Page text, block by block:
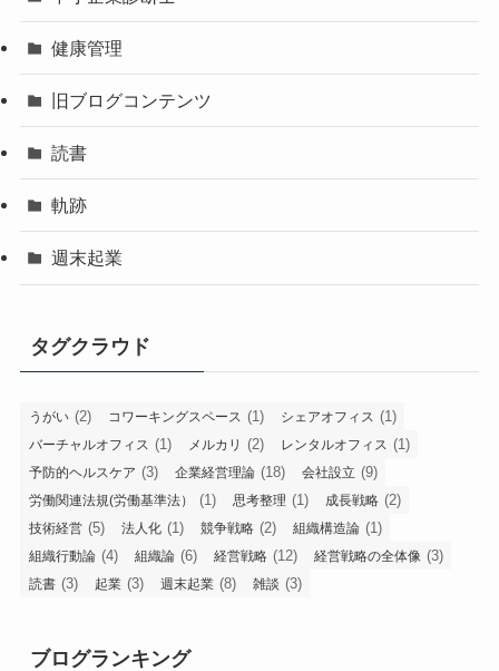
健康管理
旧ブログコンテンツ
読書
軌跡
週末起業
タグクラウド
うがい (2) コワーキングスペース (1) シェアオフィス (1)
バーチャルオフィス (1) メルカリ (2) レンタルオフィス (1)
予防的ヘルスケア (3) 企業経営理論 (18) 会社設立 (9)
労働関連法規(労働基準法） (1) 思考整理 (1) 成長戦略 (2)
技術経営 (5) 法人化 (1) 競争戦略 (2) 組織構造論 (1)
組織行動論 (4) 組織論 (6) 経営戦略 (12) 経営戦略の全体像 (3)
読書 (3) 起業 (3) 週末起業 (8) 雑談 (3)
ブログランキング